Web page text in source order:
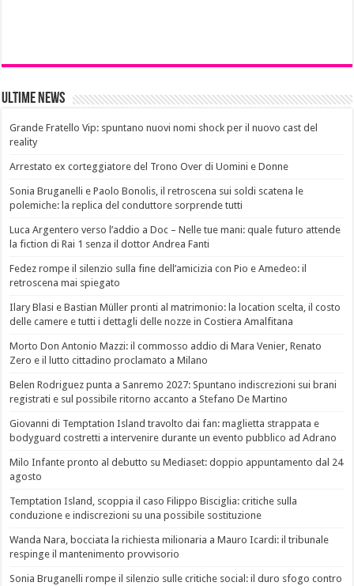
Ultime News
Grande Fratello Vip: spuntano nuovi nomi shock per il nuovo cast del
reality
Arrestato ex corteggiatore del Trono Over di Uomini e Donne
Sonia Bruganelli e Paolo Bonolis, il retroscena sui soldi scatena le
polemiche: la replica del conduttore sorprende tutti
Luca Argentero verso l’addio a Doc – Nelle tue mani: quale futuro attende
la fiction di Rai 1 senza il dottor Andrea Fanti
Fedez rompe il silenzio sulla fine dell’amicizia con Pio e Amedeo: il
retroscena mai spiegato
Ilary Blasi e Bastian Müller pronti al matrimonio: la location scelta, il costo
delle camere e tutti i dettagli delle nozze in Costiera Amalfitana
Morto Don Antonio Mazzi: il commosso addio di Mara Venier, Renato
Zero e il lutto cittadino proclamato a Milano
Belen Rodriguez punta a Sanremo 2027: Spuntano indiscrezioni sui brani
registrati e sul possibile ritorno accanto a Stefano De Martino
Giovanni di Temptation Island travolto dai fan: maglietta strappata e
bodyguard costretti a intervenire durante un evento pubblico ad Adrano
Milo Infante pronto al debutto su Mediaset: doppio appuntamento dal 24
agosto
Temptation Island, scoppia il caso Filippo Bisciglia: critiche sulla
conduzione e indiscrezioni su una possibile sostituzione
Wanda Nara, bocciata la richiesta milionaria a Mauro Icardi: il tribunale
respinge il mantenimento provvisorio
Sonia Bruganelli rompe il silenzio sulle critiche social: il duro sfogo contro